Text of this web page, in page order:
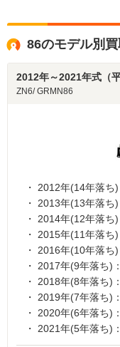
どは買取価格が下
現在86を所有して
86のモデル別
2012年～2021年式（
ZN6/ GRMN86
2012年(14年落ち
2013年(13年落ち
2014年(12年落ち
2015年(11年落ち
2016年(10年落ち
2017年(9年落ち)
2018年(8年落ち)
2019年(7年落ち)
2020年(6年落ち)
2021年(5年落ち)